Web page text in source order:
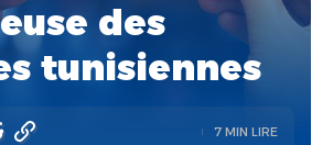
des
tunisiennes
7 MIN LIRE